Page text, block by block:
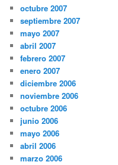
octubre 2007
septiembre 2007
mayo 2007
abril 2007
febrero 2007
enero 2007
diciembre 2006
noviembre 2006
octubre 2006
junio 2006
mayo 2006
abril 2006
marzo 2006